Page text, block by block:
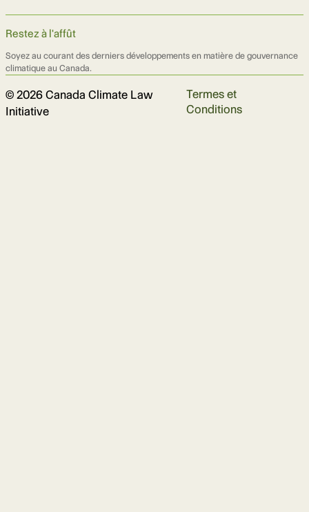
Restez à l'affût
Soyez au courant des derniers développements en matière de gouvernance
climatique au Canada.
© 2026 Canada Climate Law
Initiative
Termes et
Conditions